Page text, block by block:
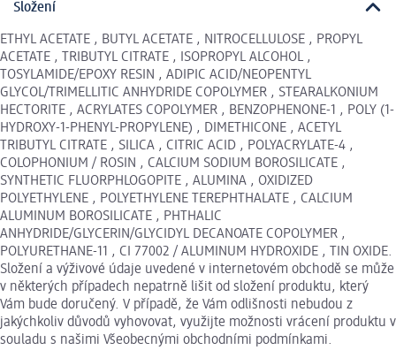
Složení
ETHYL ACETATE , BUTYL ACETATE , NITROCELLULOSE , PROPYL
ACETATE , TRIBUTYL CITRATE , ISOPROPYL ALCOHOL ,
TOSYLAMIDE/EPOXY RESIN , ADIPIC ACID/NEOPENTYL
GLYCOL/TRIMELLITIC ANHYDRIDE COPOLYMER , STEARALKONIUM
HECTORITE , ACRYLATES COPOLYMER , BENZOPHENONE-1 , POLY (1-
HYDROXY-1-PHENYL-PROPYLENE) , DIMETHICONE , ACETYL
TRIBUTYL CITRATE , SILICA , CITRIC ACID , POLYACRYLATE-4 ,
COLOPHONIUM / ROSIN , CALCIUM SODIUM BOROSILICATE ,
SYNTHETIC FLUORPHLOGOPITE , ALUMINA , OXIDIZED
POLYETHYLENE , POLYETHYLENE TEREPHTHALATE , CALCIUM
ALUMINUM BOROSILICATE , PHTHALIC
ANHYDRIDE/GLYCERIN/GLYCIDYL DECANOATE COPOLYMER ,
POLYURETHANE-11 , CI 77002 / ALUMINUM HYDROXIDE , TIN OXIDE.
Složení a výživové údaje uvedené v internetovém obchodě se může
v některých případech nepatrně lišit od složení produktu, který
Vám bude doručený. V případě, že Vám odlišnosti nebudou z
jakýchkoliv důvodů vyhovovat, využijte možnosti vrácení produktu v
souladu s našimi Všeobecnými obchodními podmínkami.